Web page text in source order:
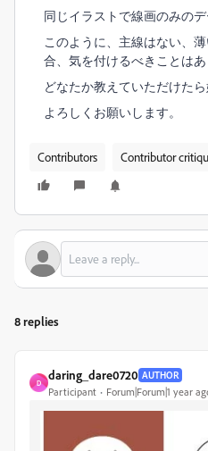
同じイラストで線画のみの
このように、主線はない、
合、気を付けるべきことはあ
どなたか教えていただけたら
よろしくお願いします。
Contributors Contributor
8 replies
D
daring_dare0720 AUTHOR
Participant Forum|Forum|1 year